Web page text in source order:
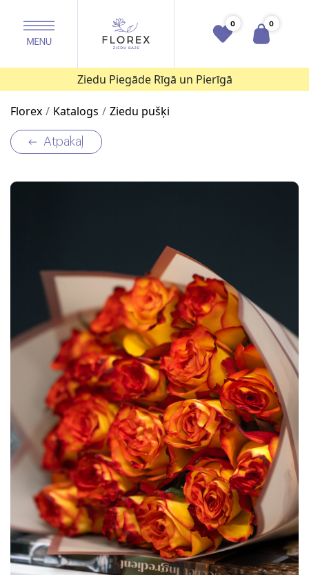
0 0
Ziedu Piegāde Rīgā un Pierīgā
Florex Katalogs Ziedu pušķi
Atpakaļ